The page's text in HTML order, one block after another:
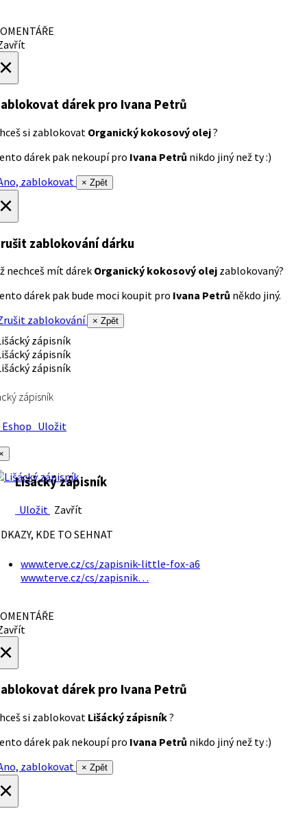
dárek pro Ivana Petrů
si zablokovat Organický kokosový olej?
dárek pak nekoupí pro Ivana Petrů nikdo jiný než ty :)
zablokovat
× Zpět
zablokování dárku
nechceš mít dárek Organický kokosový olej zablokovaný?
dárek pak bude moci koupit pro Ivana Petrů někdo jiný.
zablokování
× Zpět
zápisník
Uložit
Lišácký zápisník
Uložit Zavřít
KDE TO SEHNAT
www.terve.cz/cs/zapisnik-little-fox-a6
www.terve.cz/cs/zapisnik…
dárek pro Ivana Petrů
si zablokovat Lišácký zápisník?
dárek pak nekoupí pro Ivana Petrů nikdo jiný než ty :)
zablokovat
× Zpět